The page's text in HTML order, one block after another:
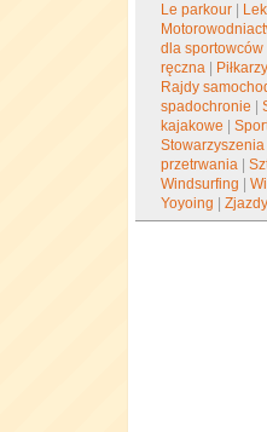
Le parkour
dla sportowców
ręczna
Rajdy
spadochronie |
kajakowe |
przetrwania |
Windsurfing |
Yoyoing |